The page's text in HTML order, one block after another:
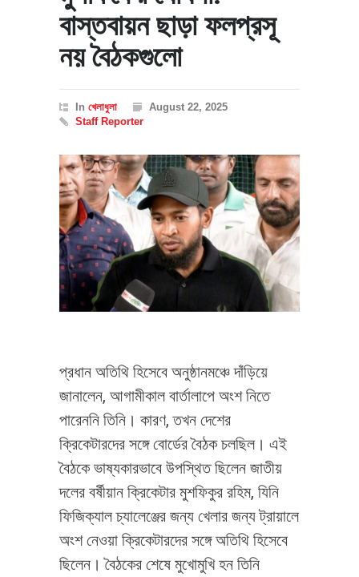
বাস্তবায়ন ছাড়া ফলপ্রসূ
নয় বৈঠকগুলো
In খেলাধুলা
August 22, 2025
Staff Reporter
প্রধান অতিথি হিসেবে অনুষ্ঠানমঞ্চে দাঁড়িয়ে
জানালেন, আগামীকাল বার্তালাপে অংশ নিতে
পারেননি তিনি। কারণ, তখন দেশের
ক্রিকেটারদের সঙ্গে বোর্ডের বৈঠক চলছিল। এই
বৈঠকে ভাষ্যকারভাবে উপস্থিত ছিলেন জাতীয়
দলের বর্ষীয়ান ক্রিকেটার মুশফিকুর রহিম, যিনি
ফিজিক্যাল চ্যালেঞ্জের জন্য খেলার জন্য ট্রায়ালে
অংশ নেওয়া ক্রিকেটারদের সঙ্গে অতিথি হিসেবে
ছিলেন। বৈঠকের শেষে মুখোমুখি হন তিনি